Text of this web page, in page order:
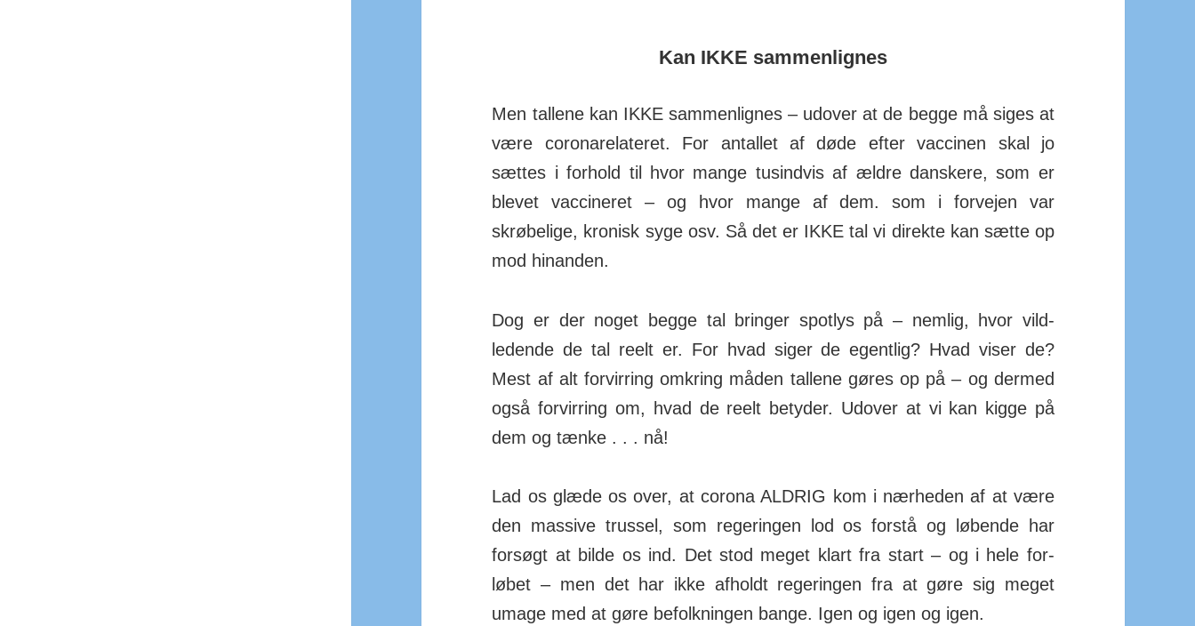
Kan IKKE sammenlignes
Men tallene kan IKKE sammen­lignes – udover at de begge må siges at
være corona­rela­teret. For antallet af døde efter vaccinen skal jo
sættes i for­hold til hvor mange tusindvis af ældre danskere, som er
blevet vac­cineret – og hvor mange af dem. som i forvejen var
skrøbelige, kronisk syge osv. Så det er IKKE tal vi direkte kan sætte op
mod hinanden.
Dog er der noget begge tal bringer spotlys på – nemlig, hvor vild­
ledende de tal reelt er. For hvad siger de egentlig? Hvad viser de?
Mest af alt for­virring omkring måden tallene gøres op på – og dermed
også for­virring om, hvad de reelt betyder. Ud­over at vi kan kigge på
dem og tænke . . . nå!
Lad os glæde os over, at corona ALDRIG kom i nærheden af at være
den massive trussel, som reger­ingen lod os forstå og løb­ende har
forsøgt at bilde os ind. Det stod meget klart fra start – og i hele for­
løbet – men det har ikke af­holdt reger­ingen fra at gøre sig meget
umage med at gøre befolk­ningen bange. Igen og igen og igen.